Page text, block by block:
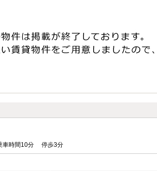
車時間10分 停歩3分